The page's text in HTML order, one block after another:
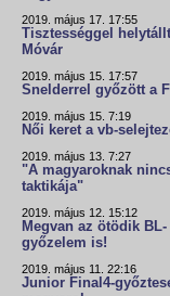
2019. május 17. 17:55
Tisztességgel
Móvár
2019. május 15. 17:57
Snelderrel győzött a
2019. május 15. 7:19
Női keret a vb-
2019. május 13. 7:27
"A magyaroknak
taktikája"
2019. május 12. 15:12
Megvan az ötödik BL-
győzelem is!
2019. május 11. 22:16
Junior Final4-